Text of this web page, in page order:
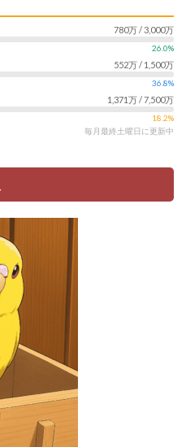
780万 / 3,000万
26.0%
552万 / 1,500万
36.8%
1,371万 / 7,500万
18.2%
毎月最終土曜日に更新中